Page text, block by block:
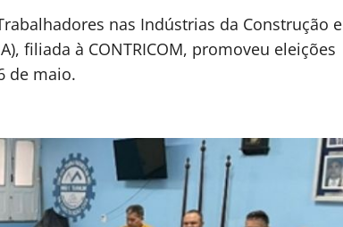
nas Indústrias da Construção e
filiada à CONTRICOM, promoveu eleições
de maio.